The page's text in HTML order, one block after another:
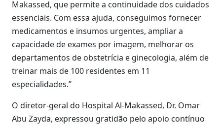
Makassed, que permite a continuidade dos cuidados
essenciais. Com essa ajuda, conseguimos fornecer
medicamentos e insumos urgentes, ampliar a
capacidade de exames por imagem, melhorar os
departamentos de obstetrícia e ginecologia, além de
treinar mais de 100 residentes em 11
especialidades.”
O diretor-geral do Hospital Al-Makassed, Dr. Omar
Abu Zayda, expressou gratidão pelo apoio contínuo